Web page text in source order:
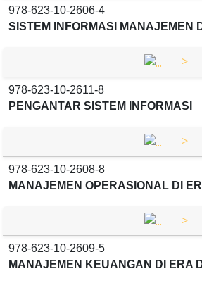
978-623-10-2606-4
SISTEM INFORMASI MANAJEMEN
>
978-623-10-2611-8
PENGANTAR SISTEM INFORMASI
>
978-623-10-2608-8
MANAJEMEN OPERASIONAL DI
>
978-623-10-2609-5
MANAJEMEN KEUANGAN DI ERA